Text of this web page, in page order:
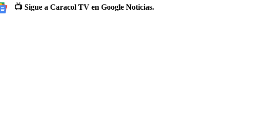
📺 Sigue a Caracol TV en Google Noticias.